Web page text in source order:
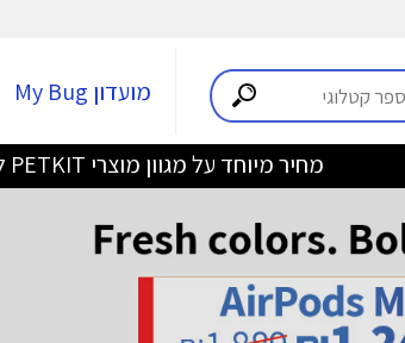
מועדון My Bug
מחיר מיוחד על מגוון מוצרי PETKIT לחברי מועדון >>